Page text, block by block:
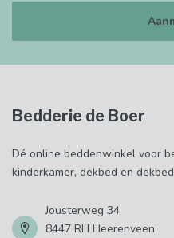
Bedderie de Boer
Dé online beddenwinkel voor
kinderkamer, dekbed en
Jousterweg 34
8447 RH Heerenveen